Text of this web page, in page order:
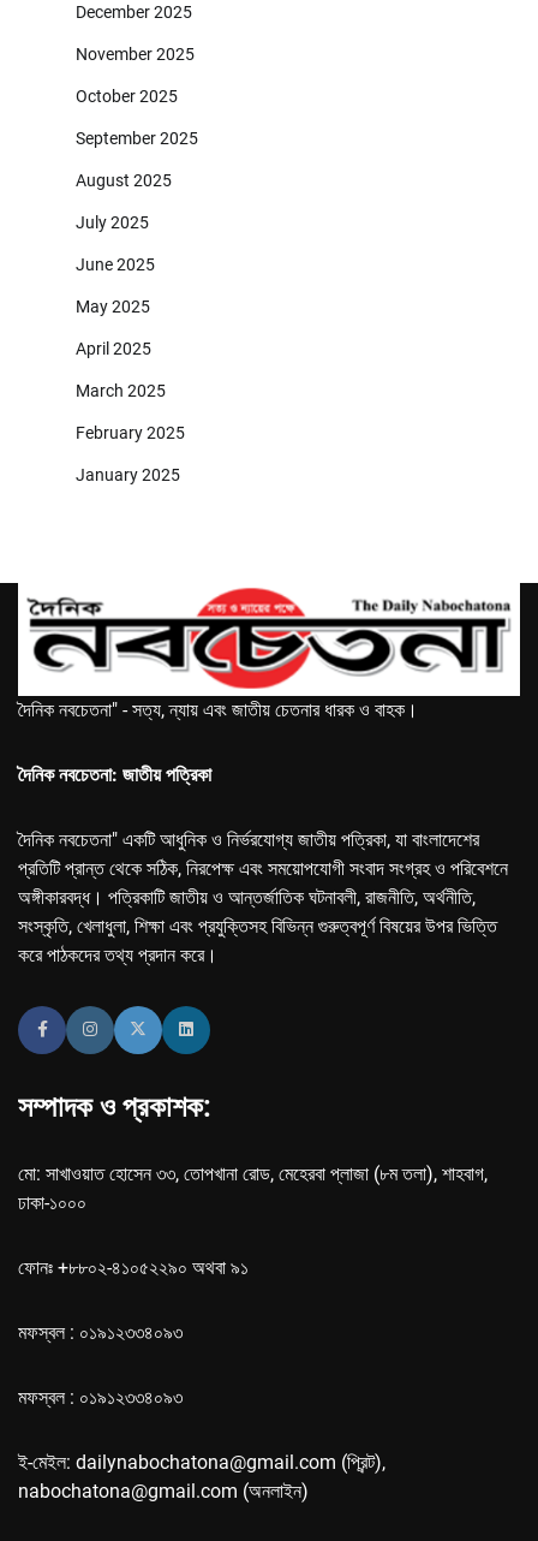
December 2025
November 2025
October 2025
September 2025
August 2025
July 2025
June 2025
May 2025
April 2025
March 2025
February 2025
January 2025
দৈনিক নবচেতনা" - সত্য, ন্যায় এবং জাতীয় চেতনার ধারক ও বাহক।
দৈনিক নবচেতনা: জাতীয় পত্রিকা
দৈনিক নবচেতনা" একটি আধুনিক ও নির্ভরযোগ্য জাতীয় পত্রিকা, যা বাংলাদেশের
প্রতিটি প্রান্ত থেকে সঠিক, নিরপেক্ষ এবং সময়োপযোগী সংবাদ সংগ্রহ ও পরিবেশনে
অঙ্গীকারবদ্ধ। পত্রিকাটি জাতীয় ও আন্তর্জাতিক ঘটনাবলী, রাজনীতি, অর্থনীতি,
সংস্কৃতি, খেলাধুলা, শিক্ষা এবং প্রযুক্তিসহ বিভিন্ন গুরুত্বপূর্ণ বিষয়ের উপর ভিত্তি
করে পাঠকদের তথ্য প্রদান করে।
সম্পাদক ও প্রকাশক:
মো: সাখাওয়াত হোসেন ৩৩, তোপখানা রোড, মেহেরবা প্লাজা (৮ম তলা), শাহবাগ,
ঢাকা-১০০০
ফোনঃ +৮৮০২-৪১০৫২২৯০ অথবা ৯১
মফস্বল : ০১৯১২৩৩৪০৯৩
মফস্বল : ০১৯১২৩৩৪০৯৩
ই-মেইল: dailynabochatona@gmail.com (প্রিন্ট),
nabochatona@gmail.com (অনলাইন)